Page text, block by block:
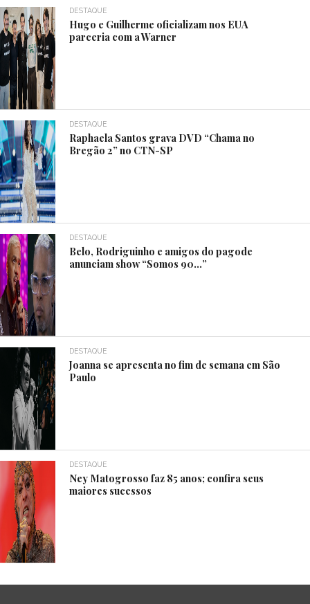
DESTAQUE
Hugo e Guilherme oficializam nos EUA
parceria com a Warner
DESTAQUE
Raphaela Santos grava DVD “Chama no
Bregão 2” no CTN-SP
DESTAQUE
Belo, Rodriguinho e amigos do pagode
anunciam show “Somos 90…”
DESTAQUE
Joanna se apresenta no fim de semana em São
Paulo
DESTAQUE
Ney Matogrosso faz 85 anos; confira seus
maiores sucessos